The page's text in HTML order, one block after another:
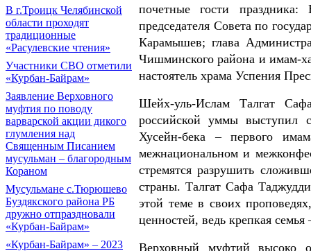
В г.Троицк Челябинской
области проходят
традиционные
«Расулевские чтения»
Участники СВО отметили
«Курбан-Байрам»
Заявление Верховного
муфтия по поводу
варварской акции дикого
глумления над
Священным Писанием
мусульман – благородным
Кораном
Мусульмане с.Тюрюшево
Буздякского района РБ
дружно отпраздновали
«Курбан-Байрам»
«Курбан-Байрам» – 2023
почетные гости
председателя Совета по
Карамышев; глава
Чишминского района и имам-
настоятель храма Успения
Шейх-уль-Ислам Талгат
российской уммы выступил
Хусейн-бека – первого
межнациональном и
стремятся разрушить
страны. Талгат Сафа
этой теме в своих
ценностей, ведь крепкая семья
Верховный муфтий высоко